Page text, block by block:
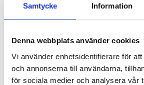
Samtycke Information
Denna webbplats använder cookies
Vi använder enhetsidentifierare för
och annonserna till användarna,
för sociala medier och analysera vår
8 nkr 15 nkr